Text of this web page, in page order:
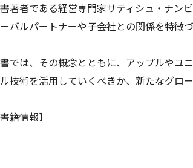
著者である経営専門家サティシュ・ナン
バルパートナーや子会社との関係を特徴
では、その概念とともに、アップルやユ
技術を活用していくべきか、新たなグロ
書籍情報】